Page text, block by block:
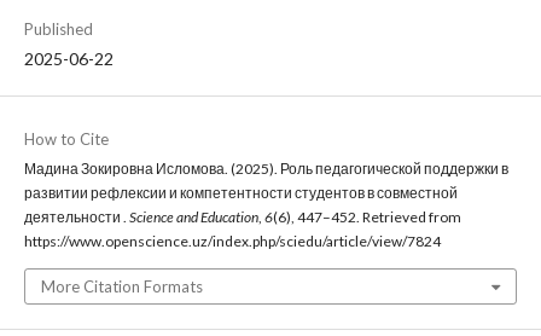
Published
2025-06-22
How to Cite
Мадина Зокировна Исломова. (2025). Роль педагогической поддержки в
развитии рефлексии и компетентности студентов в совместной
деятельности . Science and Education, 6(6), 447–452. Retrieved from
https://www.openscience.uz/index.php/sciedu/article/view/7824
More Citation Formats